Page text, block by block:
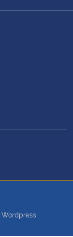
Wordpress